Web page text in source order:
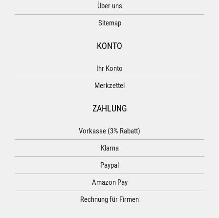
Über uns
Sitemap
KONTO
Ihr Konto
Merkzettel
ZAHLUNG
Vorkasse (3% Rabatt)
Klarna
Paypal
Amazon Pay
Rechnung für Firmen